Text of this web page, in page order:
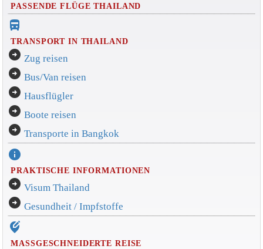
PASSENDE FLÜGE THAILAND
directions_bus_filled
TRANSPORT IN THAILAND
arrow_circle_right Zug reisen
arrow_circle_right Bus/Van reisen
arrow_circle_right Hausflügler
arrow_circle_right Boote reisen
arrow_circle_right Transporte in Bangkok
info
PRAKTISCHE INFORMATIONEN
arrow_circle_right Visum Thailand
arrow_circle_right Gesundheit / Impfstoffe
edit_location_alt
MASSGESCHNEIDERTE REISE